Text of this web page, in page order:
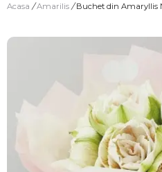
Acasa / Amarilis / Buchet din Amaryllis